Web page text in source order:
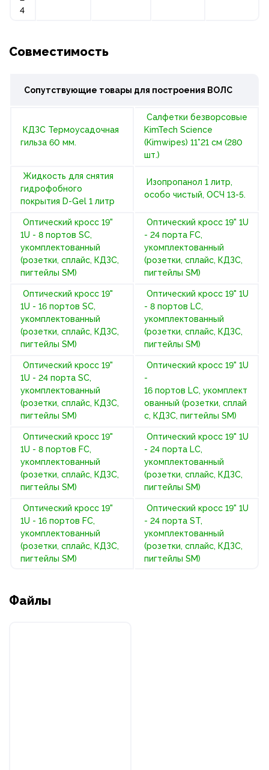
4
Совместимость
Сопутствующие товары для построения ВОЛС
КДЗС Термоусадочная
гильза 60 мм.
Салфетки безворсовые
KimTech Science
(Kimwipes) 11*21 см (280
шт.)
Жидкость для снятия
гидрофобного
покрытия D-Gel 1 литр
Изопропанол 1 литр,
особо чистый, ОСЧ 13-5.
Оптический кросс 19"
1U - 8 портов SC,
укомплектованный
(розетки, сплайс, КДЗС,
пигтейлы SM)
Оптический кросс 19" 1U
- 24 порта FC,
укомплектованный
(розетки, сплайс, КДЗС,
пигтейлы SM)
Оптический кросс 19"
1U - 16 портов SC,
укомплектованный
(розетки, сплайс, КДЗС,
пигтейлы SM)
Оптический кросс 19" 1U
- 8 портов LC,
укомплектованный
(розетки, сплайс, КДЗС,
пигтейлы SM)
Оптический кросс 19"
1U - 24 порта SC,
укомплектованный
(розетки, сплайс, КДЗС,
пигтейлы SM)
Оптический кросс 19" 1U
-
16 портов LC, укомплект
ованный (розетки, сплай
с, КДЗС, пигтейлы SM)
Оптический кросс 19"
1U - 8 портов FC,
укомплектованный
(розетки, сплайс, КДЗС,
пигтейлы SM)
Оптический кросс 19" 1U
- 24 порта LC,
укомплектованный
(розетки, сплайс, КДЗС,
пигтейлы SM)
Оптический кросс 19"
1U - 16 портов FC,
укомплектованный
(розетки, сплайс, КДЗС,
пигтейлы SM)
Оптический кросс 19" 1U
- 24 порта ST,
укомплектованный
(розетки, сплайс, КДЗС,
пигтейлы SM)
Файлы